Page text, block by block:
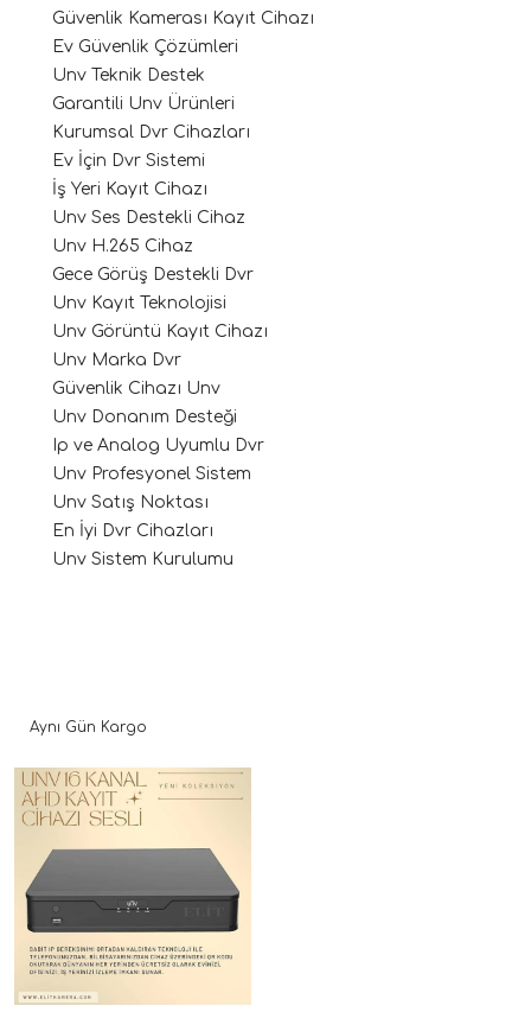
Güvenlik Kamerası Kayıt Cihazı
Ev Güvenlik Çözümleri
Unv Teknik Destek
Garantili Unv Ürünleri
Kurumsal Dvr Cihazları
Ev İçin Dvr Sistemi
İş Yeri Kayıt Cihazı
Unv Ses Destekli Cihaz
Unv H.265 Cihaz
Gece Görüş Destekli Dvr
Unv Kayıt Teknolojisi
Unv Görüntü Kayıt Cihazı
Unv Marka Dvr
Güvenlik Cihazı Unv
Unv Donanım Desteği
Ip ve Analog Uyumlu Dvr
Unv Profesyonel Sistem
Unv Satış Noktası
En İyi Dvr Cihazları
Unv Sistem Kurulumu
Aynı Gün Kargo